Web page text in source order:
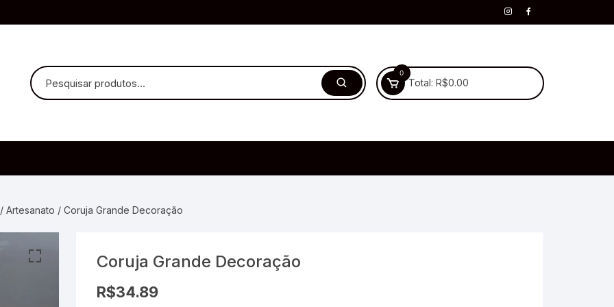
0
Total: R$0.00
Microfone
/ Artesanato / Coruja Grande Decoração
Coruja Grande Decoração
R$34.89